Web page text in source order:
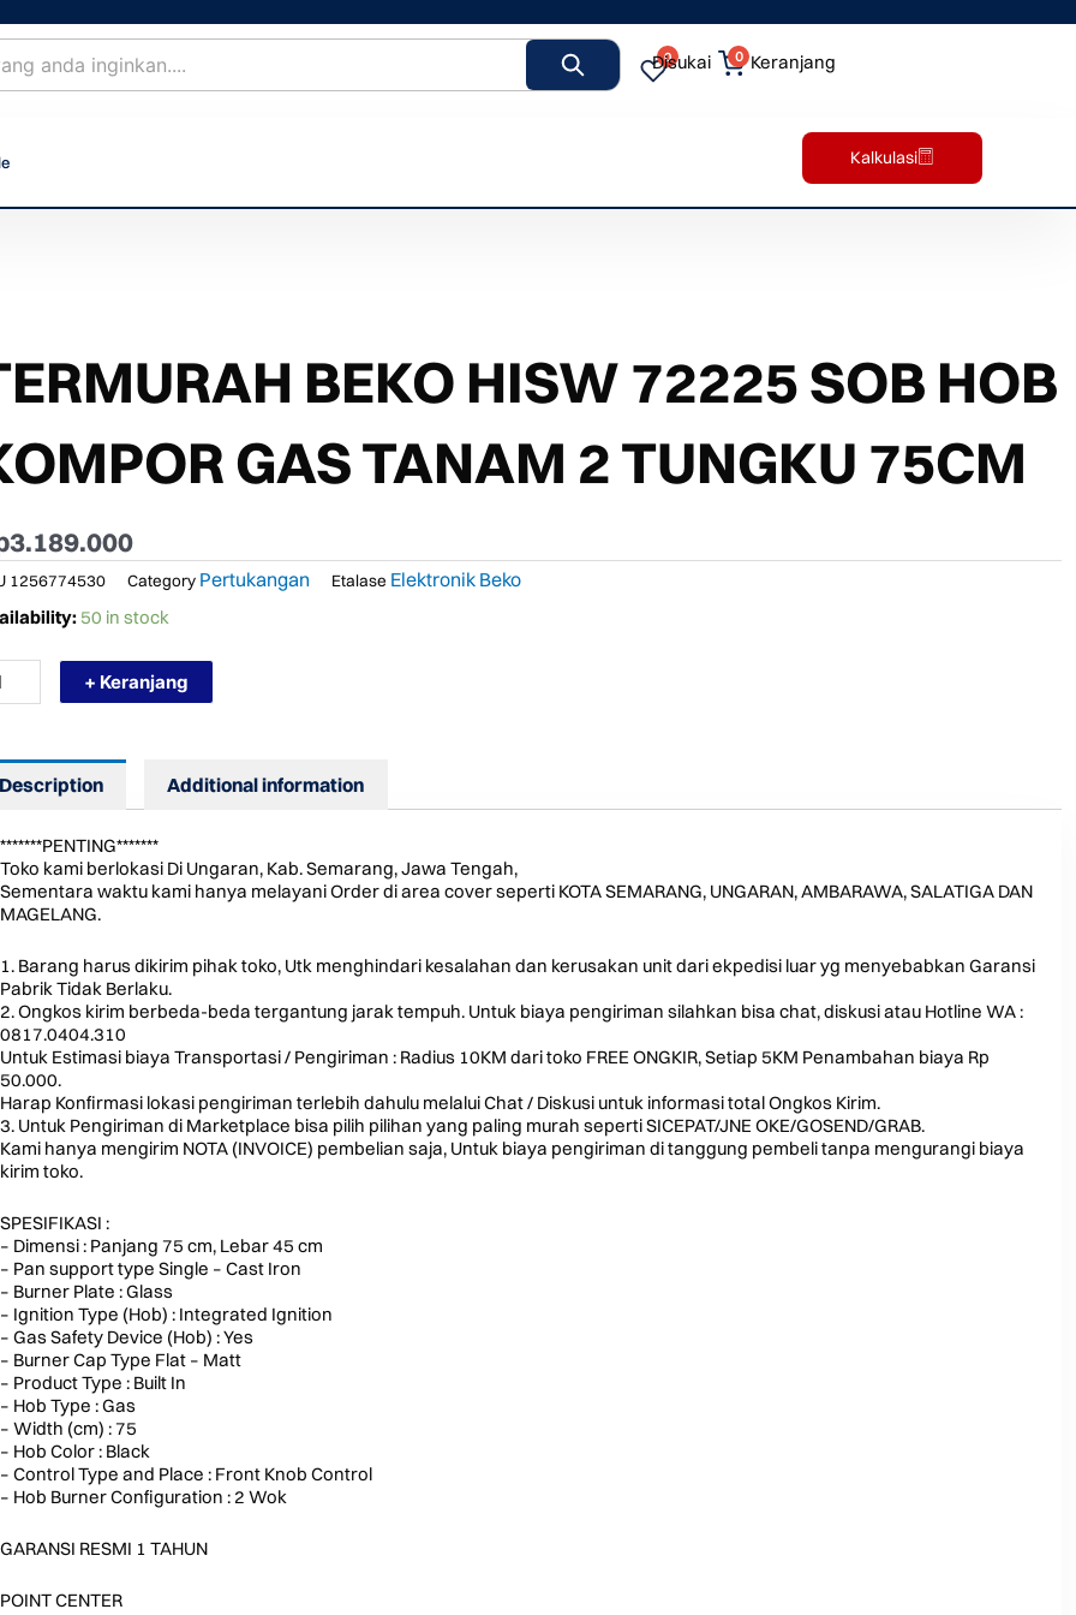
0
Disukai 0 Keranjang
Kalkulasi
BEKO HISW 72225 SOB HOB
GAS TANAM 2 TUNGKU 75CM
3.189.000
1256774530 Category Pertukangan Etalase Elektronik Beko
50 in stock
+ Keranjang
Description Additional information
*******PENTING*******
Toko kami berlokasi Di Ungaran, Kab. Semarang, Jawa Tengah,
Sementara waktu kami hanya melayani Order di area cover seperti KOTA SEMARANG, UNGARAN, AMBARAWA, SALATIGA DAN
MAGELANG.
1. Barang harus dikirim pihak toko, Utk menghindari kesalahan dan kerusakan unit dari ekpedisi luar yg menyebabkan Garansi
Pabrik Tidak Berlaku.
2. Ongkos kirim berbeda-beda tergantung jarak tempuh. Untuk biaya pengiriman silahkan bisa chat, diskusi atau Hotline WA :
0817.0404.310
Untuk Estimasi biaya Transportasi / Pengiriman : Radius 10KM dari toko FREE ONGKIR, Setiap 5KM Penambahan biaya Rp
50.000.
Harap Konfirmasi lokasi pengiriman terlebih dahulu melalui Chat / Diskusi untuk informasi total Ongkos Kirim.
3. Untuk Pengiriman di Marketplace bisa pilih pilihan yang paling murah seperti SICEPAT/JNE OKE/GOSEND/GRAB.
Kami hanya mengirim NOTA (INVOICE) pembelian saja, Untuk biaya pengiriman di tanggung pembeli tanpa mengurangi biaya
kirim toko.
SPESIFIKASI :
– Dimensi : Panjang 75 cm, Lebar 45 cm
– Pan support type Single – Cast Iron
– Burner Plate : Glass
– Ignition Type (Hob) : Integrated Ignition
– Gas Safety Device (Hob) : Yes
– Burner Cap Type Flat – Matt
– Product Type : Built In
– Hob Type : Gas
– Width (cm) : 75
– Hob Color : Black
– Control Type and Place : Front Knob Control
– Hob Burner Configuration : 2 Wok
GARANSI RESMI 1 TAHUN
POINT CENTER